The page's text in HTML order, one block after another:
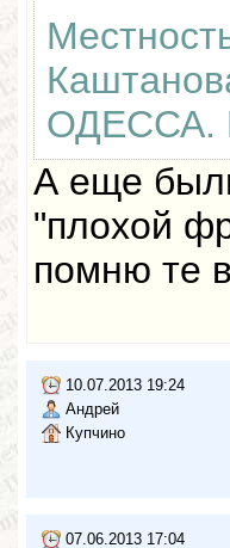
ОДЕССА.
А еще
"плохой
помню те
10.07.2013 19:24
Андрей
Купчино
07.06.2013 17:04